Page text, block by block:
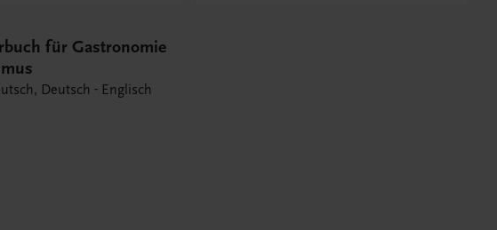
für Gastronomie
Deutsch - Englisch